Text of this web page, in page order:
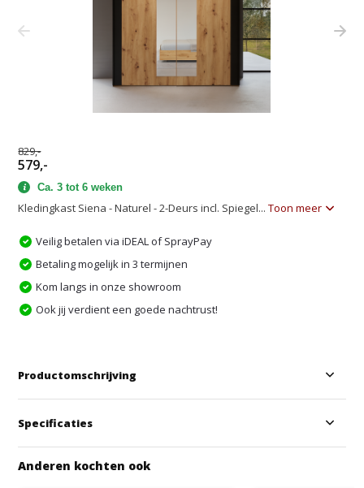
829,-
579,-
Ca. 3 tot 6 weken
Kledingkast Siena - Naturel - 2-Deurs incl. Spiegel...Toon meer
Veilig betalen via iDEAL of SprayPay
Betaling mogelijk in 3 termijnen
Kom langs in onze showroom
Ook jij verdient een goede nachtrust!
Productomschrijving
Specificaties
Anderen kochten ook